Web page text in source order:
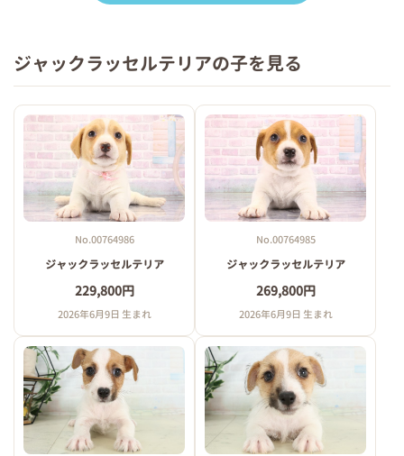
ジャックラッセルテリアの子を見る
No.00764986
ジャックラッセルテリア
229,800円
2026年6月9日 生まれ
No.00764985
ジャックラッセルテリア
269,800円
2026年6月9日 生まれ